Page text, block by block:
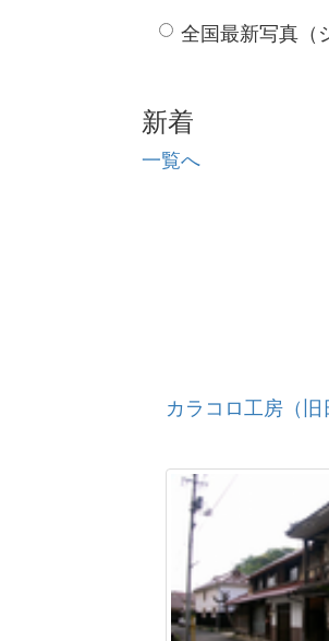
全国最新写真（
新着
一覧へ
カラコロ工房（